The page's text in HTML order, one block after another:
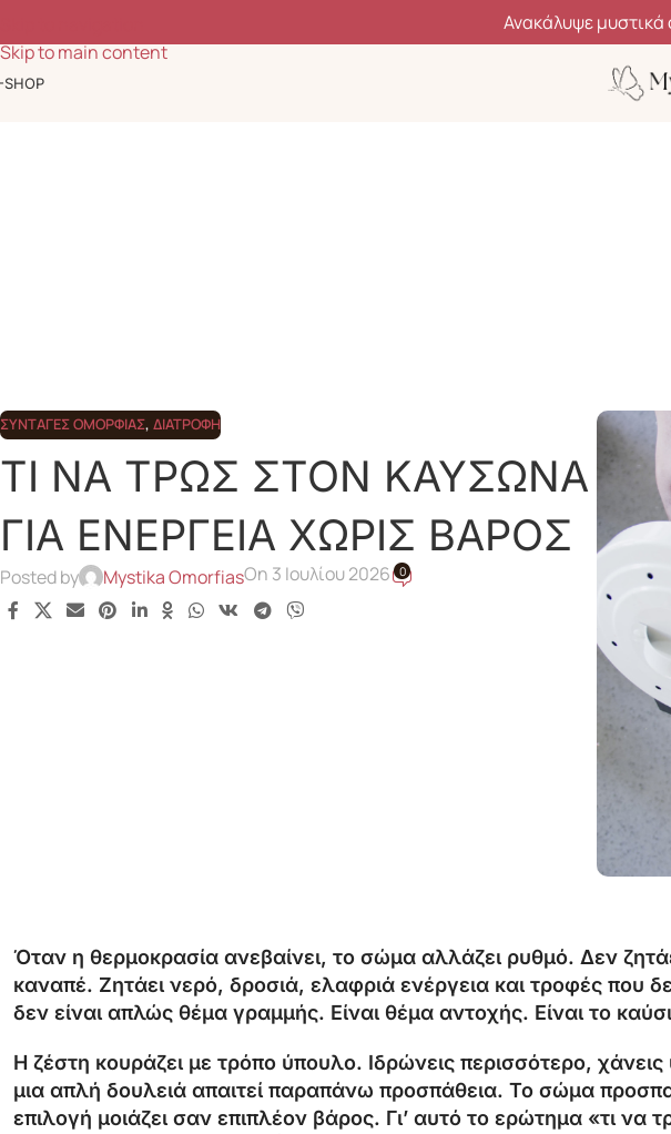
Skip to main content
Ανακάλυψε μυστικά
SHOP
ΣΥΝΤΑΓΈΣ ΟΜΟΡΦΙΆΣ, ΔΙΑΤΡΟΦΉ
ΤΙ ΝΑ ΤΡΩΣ ΣΤΟΝ ΚΑΥΣΩΝΑ
ΓΙΑ ΕΝΕΡΓΕΙΑ ΧΩΡΙΣ ΒΑΡΟΣ
Posted by Mystika OmorfiasOn 3 Ιουλίου 2026 0
Όταν η θερμοκρασία ανεβαίνει, το σώμα αλλάζει ρυθμό. Δεν
καναπέ. Ζητάει νερό, δροσιά, ελαφριά ενέργεια και τροφές
δεν είναι απλώς θέμα γραμμής. Είναι θέμα αντοχής. Είναι το
Η ζέστη κουράζει με τρόπο ύπουλο. Ιδρώνεις περισσότερο,
μια απλή δουλειά απαιτεί παραπάνω προσπάθεια. Το σώμα
επιλογή μοιάζει σαν επιπλέον βάρος. Γι’ αυτό το ερώτημα «τι